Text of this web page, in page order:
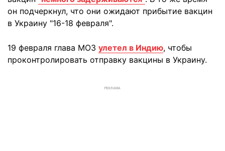
он подчеркнул, что они ожидают прибытие вакцин
в Украину "16-18 февраля".
19 февраля глава МОЗ улетел в Индию, чтобы
проконтролировать отправку вакцины в Украину.
РЕКЛАМА